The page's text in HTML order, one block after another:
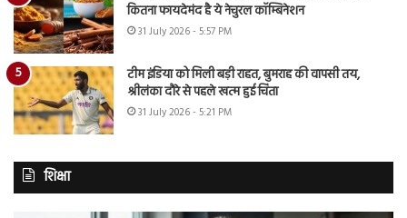
कितना फायदेमंद है ये नेचुरल कॉम्बिनेशन
31 July 2026 - 5:57 PM
टीम इंडिया को मिली बड़ी राहत, बुमराह की वापसी तय,
श्रीलंका दौरे से पहले खत्म हुई चिंता
31 July 2026 - 5:21 PM
शिक्षा